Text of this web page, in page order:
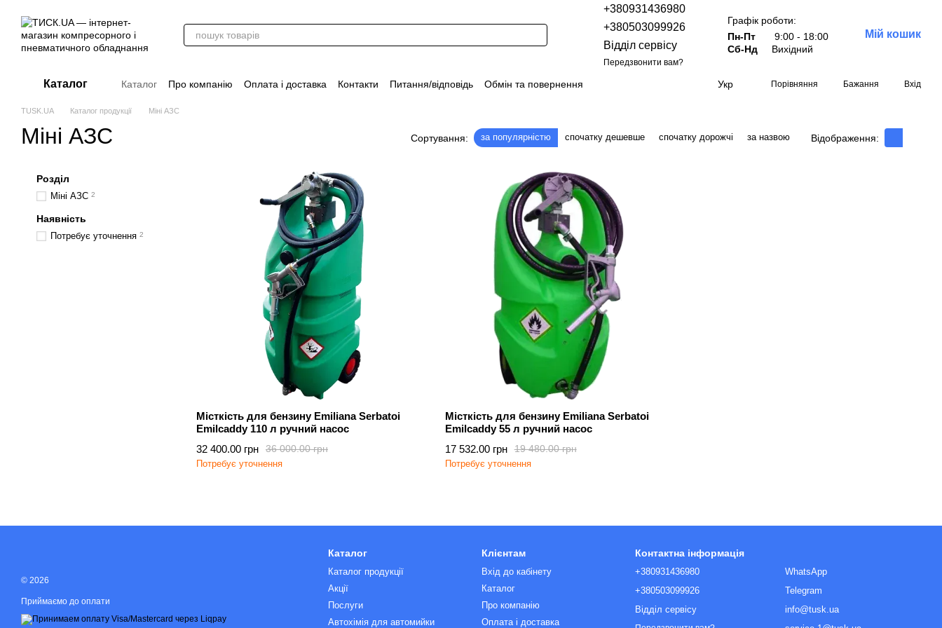
+380931436980
+380503099926
Відділ сервісу
Передзвонити вам?
Графік роботи:
Пн-Пт
9:00 - 18:00
Сб-Нд
Вихідний
Мій кошик
Каталог Каталог Про компанію Оплата і доставка Контакти Питання/відповідь
Обмін та повернення
Вакансії
Укр Порівняння Бажання Вхід
TUSK.UA Каталог продукції Міні АЗС
Міні АЗС Сортування: за популярністю спочатку дешевше спочатку дорожчі за назвою Відображення:
Місткість для бензину Emiliana Serbatoi
Emilcaddy 110 л ручний насос
36 000.00 грн
32 400.00 грн
Потребує уточнення
Місткість для бензину Emiliana Serbatoi
Emilcaddy 55 л ручний насос
19 480.00 грн
17 532.00 грн
Потребує уточнення
Розділ
Міні АЗС 2
Наявність
Потребує уточнення 2
© 2026
Приймаємо до оплати
Каталог
Каталог продукції
Акції
Послуги
Автохімія для автомийки
Клієнтам
Вхід до кабінету
Каталог
Про компанію
Оплата і доставка
Контактна інформація
+380931436980
+380503099926
Відділ сервісу
WhatsApp
Telegram
info@tusk.ua